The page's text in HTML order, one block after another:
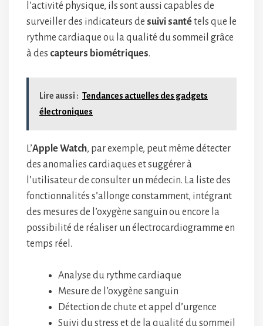
l’activité physique, ils sont aussi capables de
surveiller des indicateurs de suivi santétels que le
rythme cardiaque ou la qualité du sommeil grâce
à des capteurs biométriques.
Lire aussi : Tendances actuelles des gadgets
électroniques
L’Apple Watch, par exemple, peut même détecter
des anomalies cardiaques et suggérer à
l’utilisateur de consulter un médecin. La liste des
fonctionnalités s’allonge constamment, intégrant
des mesures de l’oxygène sanguin ou encore la
possibilité de réaliser un électrocardiogramme en
temps réel.
Analyse du rythme cardiaque
Mesure de l’oxygène sanguin
Détection de chute et appel d’urgence
Suivi du stress et de la qualité du sommeil